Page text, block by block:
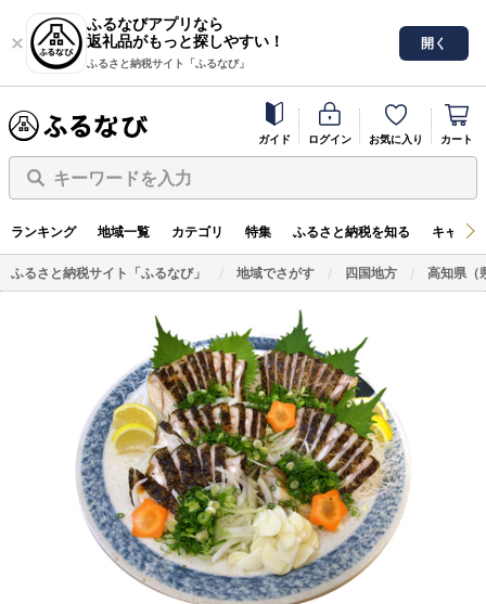
ふるなびアプリなら
返礼品がもっと探しやすい！
ふるさと納税サイト「ふるなび」
開く
ガイド ログイン お気に入り カート
キーワードを入力
ランキング 地域一覧 カテゴリ 特集 ふるさと納税を知る キャン
ふるさと納税サイト「ふるなび」 地域でさがす 四国地方 高知県（